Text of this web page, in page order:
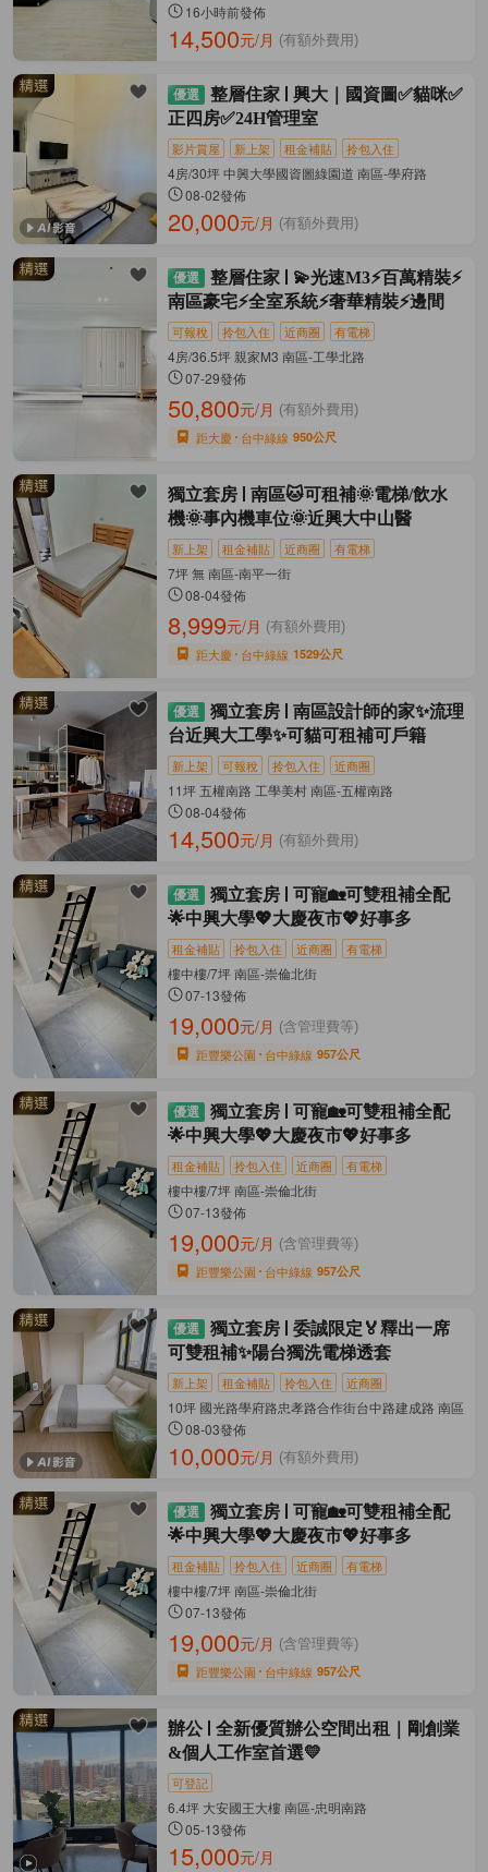
16小時前發佈
14,500元/月 (有額外費用)
整層住家
興大｜國資圖✅貓咪✅
正四房✅24H管理室
影片賞屋 新上架 租金補貼 拎包入住
4房/30坪 中興大學國資圖綠園道 南區-學府路
08-02發佈
20,000元/月 (有額外費用)
整層住家
💫光速M3⚡️百萬精裝⚡
南區豪宅⚡全室系統⚡奢華精裝⚡邊間
可報稅 拎包入住 近商圈 有電梯
4房/36.5坪 親家M3 南區-工學北路
07-29發佈
50,800元/月 (有額外費用)
距大慶 台中綠線 950公尺
獨立套房
南區🐱可租補🌞電梯/飲水
機🌞事內機車位🌞近興大中山醫
新上架 租金補貼 近商圈 有電梯
7坪 無 南區-南平一街
08-04發佈
8,999元/月 (有額外費用)
距大慶 台中綠線 1529公尺
獨立套房
南區設計師的家✨流理
台近興大工學✨可貓可租補可戶籍
新上架 可報稅 拎包入住 近商圈
11坪 五權南路 工學美村 南區-五權南路
08-04發佈
14,500元/月 (有額外費用)
獨立套房
可寵🏡可雙租補全配
🌟中興大學💖大慶夜市💖好事多
租金補貼 拎包入住 近商圈 有電梯
樓中樓/7坪 南區-崇倫北街
07-13發佈
19,000元/月 (含管理費等)
距豐樂公園 台中綠線 957公尺
獨立套房
可寵🏡可雙租補全配
🌟中興大學💖大慶夜市💖好事多
租金補貼 拎包入住 近商圈 有電梯
樓中樓/7坪 南區-崇倫北街
07-13發佈
19,000元/月 (含管理費等)
距豐樂公園 台中綠線 957公尺
獨立套房
委誠限定🏅釋出一席
可雙租補✨陽台獨洗電梯透套
新上架 租金補貼 拎包入住 近商圈
10坪 國光路學府路忠孝路合作街台中路建成路 南區-信
08-03發佈
10,000元/月 (有額外費用)
獨立套房
可寵🏡可雙租補全配
🌟中興大學💖大慶夜市💖好事多
租金補貼 拎包入住 近商圈 有電梯
樓中樓/7坪 南區-崇倫北街
07-13發佈
19,000元/月 (含管理費等)
距豐樂公園 台中綠線 957公尺
辦公
全新優質辦公空間出租｜剛創業
&個人工作室首選💛
可登記
6.4坪 大安國王大樓 南區-忠明南路
05-13發佈
15,000元/月